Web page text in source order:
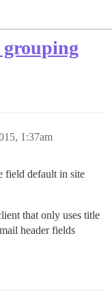
1:37am
field default in site
that only uses title
header fields